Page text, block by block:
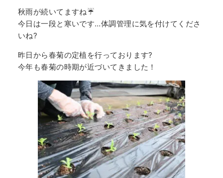
秋雨が続いてますね☔
今日は一段と寒いです…体調管理に気を付けてくださ
いね?
昨日から春菊の定植を行っております?
今年も春菊の時期が近づいてきました！